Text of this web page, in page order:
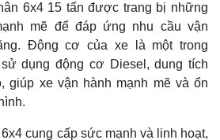
6x4 15 tấn được trang bị những
mẽ để đáp ứng nhu cầu vận
Động cơ của xe là một trong
dụng động cơ Diesel, dung tích
giúp xe vận hành mạnh mẽ và ổn
cung cấp sức mạnh và linh hoạt,